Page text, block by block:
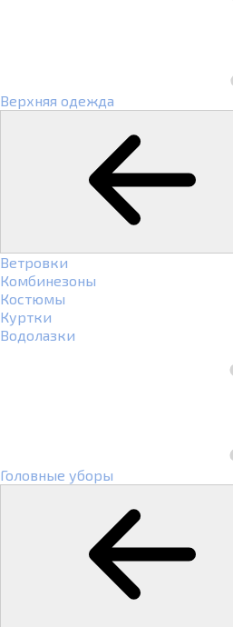
Верхняя одежда
Ветровки
Комбинезоны
Костюмы
Куртки
Водолазки
Головные уборы